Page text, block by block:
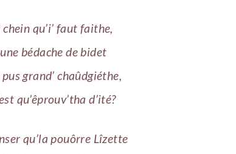
qu’i’ faut faithe,
bédache de bidet
grand’ chaûdgiéthe,
qu’êprouv’tha d’ité?
qu’la pouôrre Lîzette